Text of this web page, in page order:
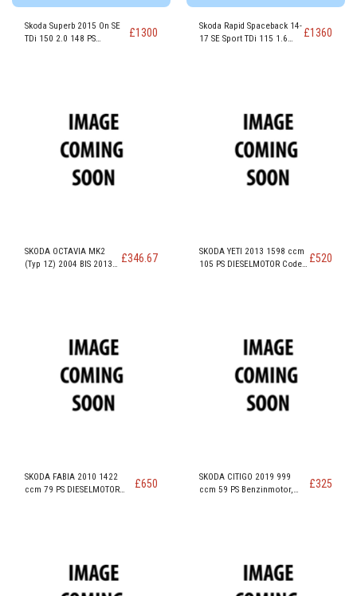
Skoda Superb 2015 On SE
TDi 150 2.0 148 PS
£1300
Skoda Rapid Spaceback 14-
17 SE Sport TDi 115 1.6
£1360
SKODA OCTAVIA MK2
(Typ 1Z) 2004 BIS 2013
£346.67
SKODA YETI 2013 1598 ccm
105 PS DIESELMOTOR Code
£520
SKODA FABIA 2010 1422
ccm 79 PS DIESELMOTOR
£650
SKODA CITIGO 2019 999
ccm 59 PS Benzinmotor,
£325